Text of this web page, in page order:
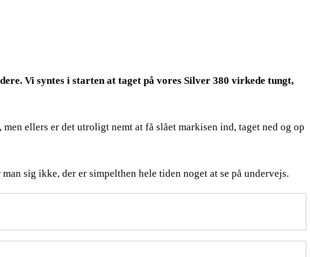
Vi syntes i starten at taget på vores Silver 380 virkede tungt,
ellers er det utroligt nemt at få slået markisen ind, taget ned og op
sig ikke, der er simpelthen hele tiden noget at se på undervejs.